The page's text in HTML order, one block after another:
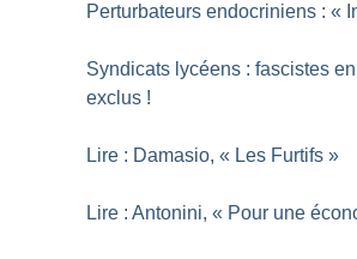
Perturbateurs endocriniens : «
Syndicats lycéens : fascistes
exclus !
Lire : Damasio, « Les Furtifs »
Lire : Antonini, « Pour une